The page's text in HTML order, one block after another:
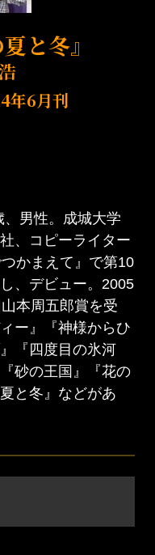
と冬』
年6月刊
男性。成城大学
、コピーライター
かまえて』で第10
、デビュー。2005
本周五郎賞を受
ー』『神様からひ
『四度目の氷河
砂の王国』『花の
と冬』などがあ